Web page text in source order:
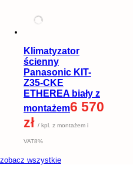
Klimatyzator
ścienny
Panasonic KIT-
Z35-CKE
ETHEREA biały z
montażem6 570
zł / kpl. z montażem i
VAT8%
zobacz wszystkie